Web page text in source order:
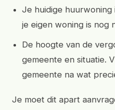
Je huidige
je eigen woning is nog
De hoogte van de
gemeente en situatie.
gemeente na wat
Je moet dit apart